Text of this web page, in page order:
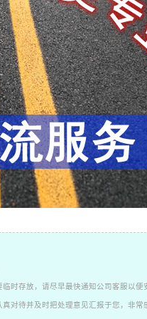
时存放，请尽早最快通知公司客服以便
对待并及时把处理意见汇报于您，非